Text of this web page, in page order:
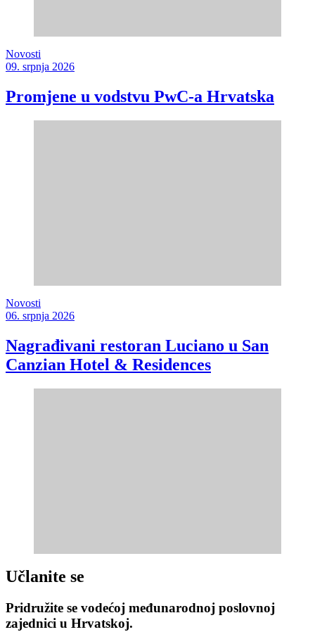
Novosti
09. srpnja 2026
Promjene u vodstvu PwC-a Hrvatska
Novosti
06. srpnja 2026
Nagrađivani restoran Luciano u San
Canzian Hotel & Residences
Učlanite se
Pridružite se vodećoj međunarodnoj poslovnoj
zajednici u Hrvatskoj.